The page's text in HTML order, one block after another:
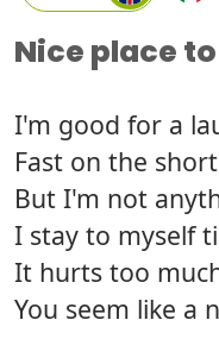
Nice place
I'm good for a
Fast on the
But I'm not
I stay to myself
It hurts too
You seem like a